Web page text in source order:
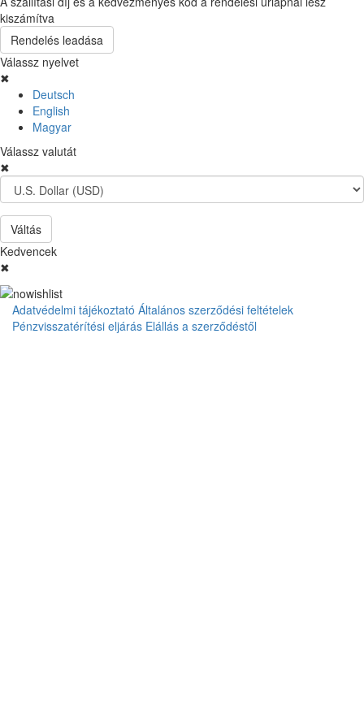
kiszámítva
Rendelés leadása
Válassz nyelvet
✖
Deutsch
English
Magyar
Válassz valutát
✖
Váltás
Kedvencek
✖
Adatvédelmi tájékoztató Általános szerződési feltételek
Pénzvisszatérítési eljárás Elállás a szerződéstől